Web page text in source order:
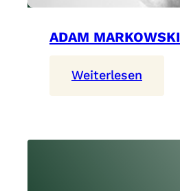
ADAM MARKOWSKI
Weiterlesen